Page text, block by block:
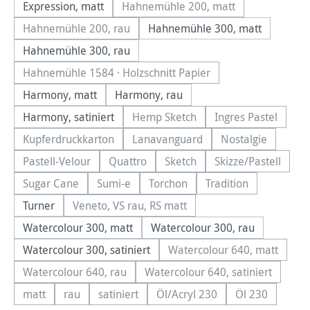
Expression, matt Hahnemühle 200, matt
(Diese Option ist zurzeit
Hahnemühle 200, rau(Diese Option ist zurzeit nicht verfügbar.)
Hahnemühle 300, matt
Hahnemühle 300, rau
Hahnemühle 1584 · Holzschnitt Papier
(Diese Option ist zurzeit nicht verfügbar.)
Harmony, matt
Harmony, rau
Harmony, satiniert
Hemp Sketch(Diese Option ist zurzeit nicht
Ingres Pastel(Diese Option
Kupferdruckkarton(Diese Option ist zurzeit nicht verfügbar.)
Lanavanguard(Diese Option ist zurzeit nicht
Nostalgie(Diese Option
Pastell-Velour(Diese Option ist zurzeit nicht verfügbar.)
Quattro(Diese Option ist zurzeit nicht verfügbar.)
Sketch(Diese Option ist zurzeit
Skizze/Pastell
(Diese
Sugar Cane(Diese Option ist zurzeit nicht verfügbar.)
Sumi-e(Diese Option ist zurzeit nicht verfügbar.)
Torchon(Diese Option ist zurzeit nicht
Tradition(Diese Option ist
Turner Veneto, VS rau, RS matt(Diese Option ist zurzeit nicht verfügbar.)
Watercolour 300, matt
Watercolour 300, rau
Watercolour 300, satiniert
Watercolour 640, matt
(Diese Option ist
Watercolour 640, rau(Diese Option ist zurzeit nicht verfügbar.)
Watercolour 640, satiniert
(Diese Option ist
matt(Diese Option ist zurzeit nicht verfügbar.)
rau(Diese Option ist zurzeit nicht verfügbar.)
satiniert(Diese Option ist zurzeit nicht verfügbar.)
Öl/Acryl 230(Diese Option ist zurzeit
Öl 230
(Diese